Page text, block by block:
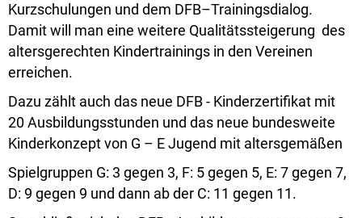
Kurzschulungen und dem DFB–Trainingsdialog.
Damit will man eine weitere Qualitätssteigerung des
altersgerechten Kindertrainings in den Vereinen
erreichen.
Dazu zählt auch das neue DFB - Kinderzertifikat mit
20 Ausbildungsstunden und das neue bundesweite
Kinderkonzept von G – E Jugend mit altersgemäßen
Spielgruppen G: 3 gegen 3, F: 5 gegen 5, E: 7 gegen 7,
D: 9 gegen 9 und dann ab der C: 11 gegen 11.